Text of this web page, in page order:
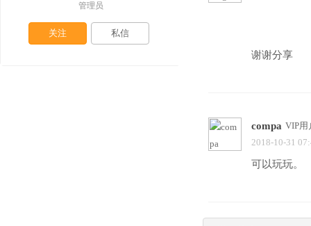
谢谢分享
compa VIP用
2018-10-31
可以玩玩。
管理员
关注 私信